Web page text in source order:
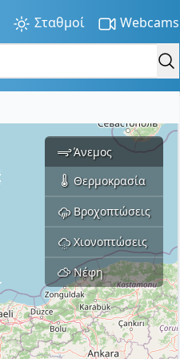
Σταθμοί Webcams
Άνεμος
Θερμοκρασία
Βροχοπτώσεις
Χιονοπτώσεις
Νέφη